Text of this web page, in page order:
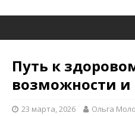
Путь к
возможности и
23 марта, 2026 Ольга